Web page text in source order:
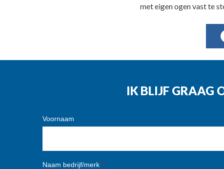
met eigen ogen vast te
IK BLIJF GRAAG
Voornaam
Naam bedrijf/merk *